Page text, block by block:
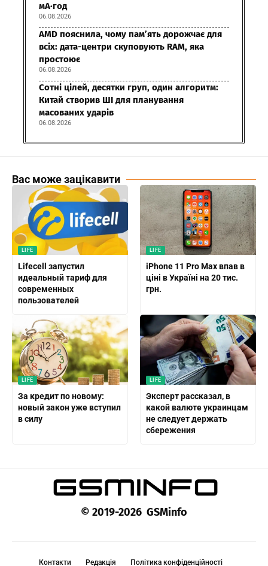
мА·год
06.08.2026
AMD пояснила, чому пам’ять дорожчає для
всіх: дата-центри скуповують RAM, яка
простоює
06.08.2026
Сотні цілей, десятки груп, один алгоритм:
Китай створив ШІ для планування
масованих ударів
06.08.2026
Вас може зацікавити
LIFE
Lifecell запустил
идеальный тариф для
современных
пользователей
LIFE
iPhone 11 Pro Max впав в
ціні в Україні на 20 тис.
грн.
LIFE
За кредит по новому:
новый закон уже вступил
в силу
LIFE
Эксперт рассказал, в
какой валюте украинцам
не следует держать
сбережения
© 2019-2026 GSMinfo
Контакти Редакція Політика конфіденційності